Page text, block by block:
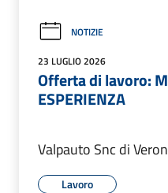
NOTIZIE
23 LUGLIO 2026
Offerta di lavoro:
ESPERIENZA
Valpauto Snc di
Lavoro